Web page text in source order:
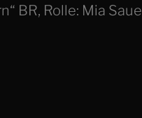
BR, Rolle: Mia Saue